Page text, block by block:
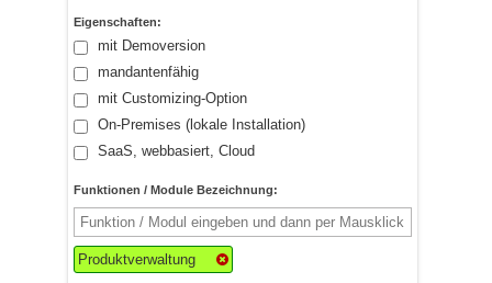
Eigenschaften:
mit Demoversion
mandantenfähig
mit Customizing-Option
On-Premises (lokale Installation)
SaaS, webbasiert, Cloud
Funktionen / Module Bezeichnung:
Produktverwaltung